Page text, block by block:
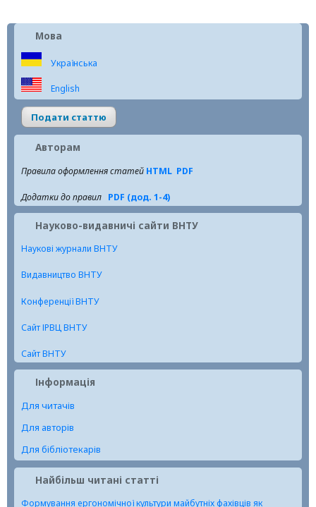
Мова
Українська
English
Подати статтю
Авторам
Правила оформлення статей HTML PDF
Додатки до правил PDF (дод. 1-4)
Науково-видавничі сайти ВНТУ
Наукові журнали ВНТУ
Видавництво ВНТУ
Конференції ВНТУ
Сайт ІРВЦ ВНТУ
Сайт ВНТУ
Інформація
Для читачів
Для авторів
Для бібліотекарів
Найбільш читані статті
Формування ергономічної культури майбутніх фахівців як